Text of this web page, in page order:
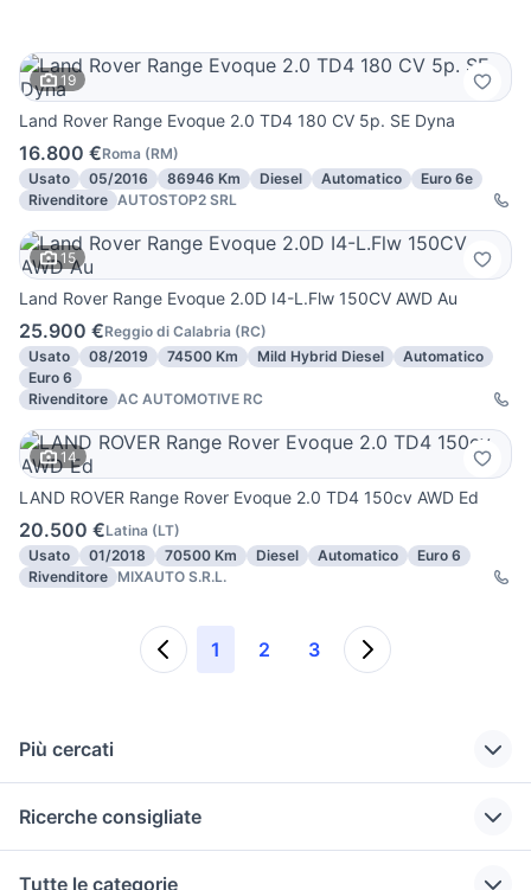
19
Land Rover Range Evoque 2.0 TD4 180 CV 5p. SE Dyna
16.800 €Roma (RM)
Usato
05/2016 86946 Km Diesel Automatico
Euro 6e
Rivenditore AUTOSTOP2 SRL
15
Land Rover Range Evoque 2.0D I4-L.Flw 150CV AWD Au
25.900 €Reggio di Calabria (RC)
Usato
08/2019 74500 Km Mild Hybrid Diesel
Automatico
Euro 6
Rivenditore AC AUTOMOTIVE RC
14
LAND ROVER Range Rover Evoque 2.0 TD4 150cv AWD Ed
20.500 €Latina (LT)
Usato
01/2018 70500 Km Diesel Automatico
Euro 6
Rivenditore MIXAUTO S.R.L.
1 2 3
Più cercati
range rover usato
Ricerche consigliate
Tutte le categorie